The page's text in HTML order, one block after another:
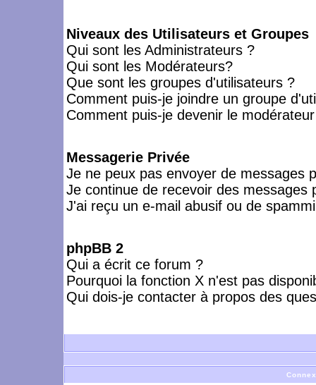
Niveaux des Utilisateurs et Groupes
Qui sont les Administrateurs ?
Qui sont les Modérateurs?
Que sont les groupes d'utilisateurs ?
Comment puis-je joindre un groupe
Comment puis-je devenir le
Messagerie Privée
Je ne peux pas envoyer de messages
Je continue de recevoir des messages
J'ai reçu un e-mail abusif ou de
phpBB 2
Qui a écrit ce forum ?
Pourquoi la fonction X n'est pas
Qui dois-je contacter à propos des